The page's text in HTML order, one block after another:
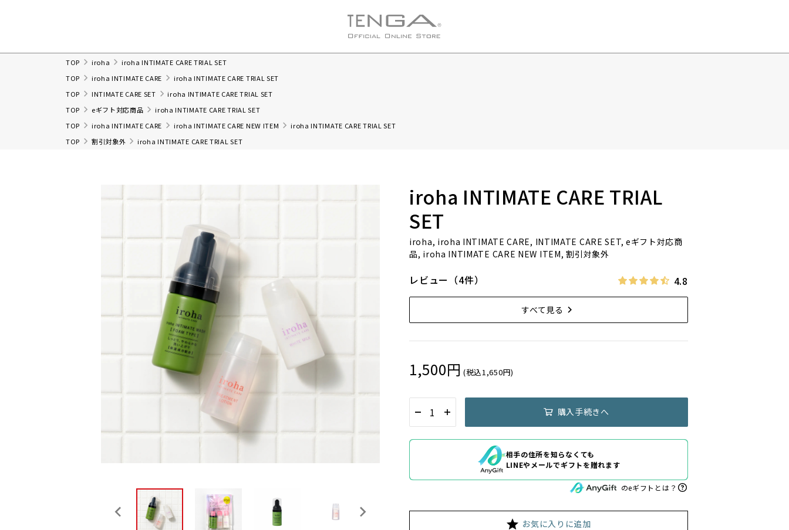
TOP iroha
iroha INTIMATE CARE TRIAL SET
TOP
iroha INTIMATE CARE
iroha INTIMATE CARE TRIAL SET
TOP
INTIMATE CARE SET
iroha INTIMATE CARE TRIAL SET
TOP
eギフト対応商品
iroha INTIMATE CARE TRIAL SET
TOP
iroha INTIMATE CARE iroha INTIMATE CARE NEW ITEM
iroha INTIMATE CARE TRIAL SET
TOP
割引対象外 iroha INTIMATE CARE TRIAL SET
iroha INTIMATE CARE TRIAL
SET
iroha, iroha INTIMATE CARE, INTIMATE CARE SET, eギフト対応商
品, iroha INTIMATE CARE NEW ITEM, 割引対象外
レビュー（4件） 4.8
すべて見る
1,500円 (税込1,650円)
購入手続きへ
相手の住所を知らなくても
LINEやメールでギフトを贈れます
のeギフトとは？
お気に入りに追加